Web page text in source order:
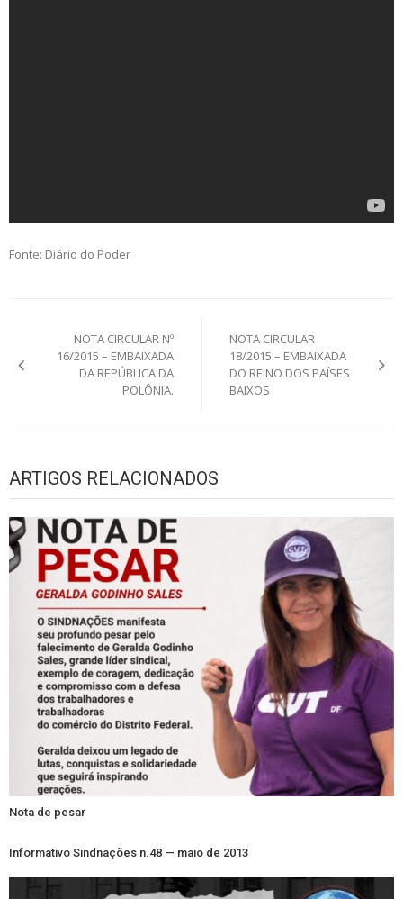
Fonte: Diário do Poder
NOTA CIRCULAR Nº
16/2015 – EMBAIXADA
DA REPÚBLICA DA
POLÔNIA.
NOTA CIRCULAR
18/2015 – EMBAIXADA
DO REINO DOS PAÍSES
BAIXOS
ARTIGOS RELACIONADOS
Nota de pesar
Informativo Sindnações n.48 — maio de 2013